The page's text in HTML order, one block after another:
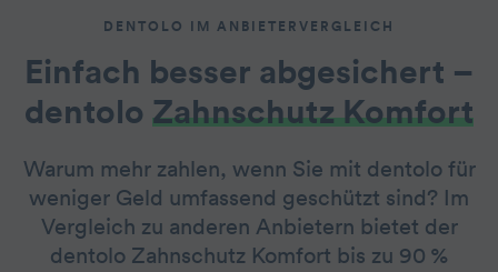
DENTOLO IM ANBIETERVERGLEICH
Einfach besser abgesichert –
dentolo Zahnschutz Komfort
Warum mehr zahlen, wenn Sie mit dentolo für
weniger Geld umfassend geschützt sind? Im
Vergleich zu anderen Anbietern bietet der
dentolo Zahnschutz Komfort bis zu 90 %